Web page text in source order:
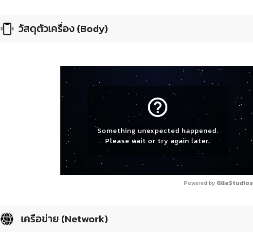
วัสดุตัวเครื่อง (Body)
help_outline
Something unexpected happened.
Please wait or try again later.
Powered by GliaStudios
เครือข่าย (Network)